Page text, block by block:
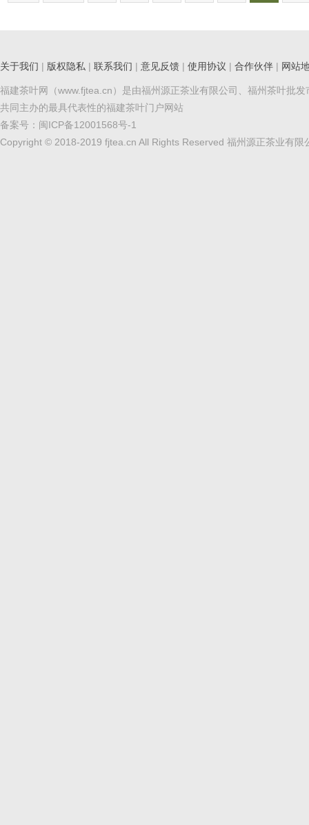
关于我们 | 版权隐私 | 联系我们 | 意见反馈 | 使用协议 | 合作伙伴 | 网站
福建茶叶网（www.fjtea.cn）是由福州源正茶业有限公司、福州茶叶批发
共同主办的最具代表性的福建茶叶门户网站
备案号： 闽ICP备12001568号-1
Copyright © 2018-2019 fjtea.cn All Rights Reserved 福州源正茶业有限